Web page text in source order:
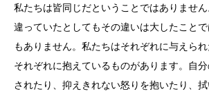
私たちは皆同じだということではありませ
違っていたとしてもその違いは大したこと
もありません。私たちはそれぞれに与えられ
それぞれに抱えているものがあります。自
されたり、抑えきれない怒りを抱いたり、